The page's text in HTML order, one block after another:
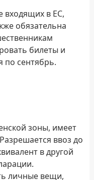
входящих в ЕС,
обязательна
билеты и
по сентябрь.
зоны, имеет
ввоз до
в другой
личные вещи,